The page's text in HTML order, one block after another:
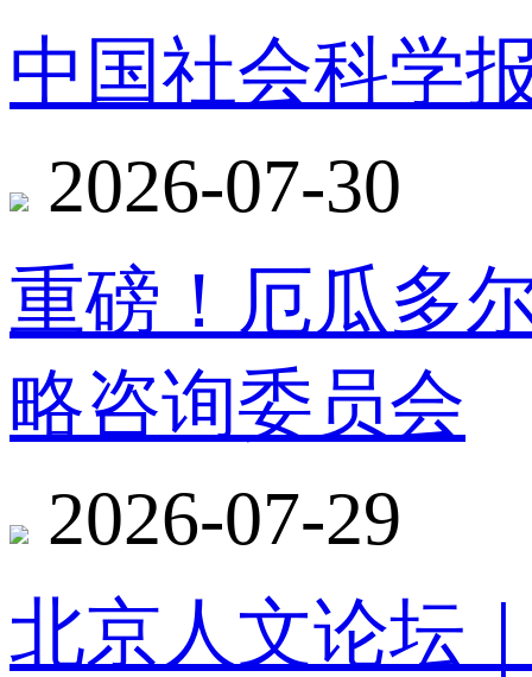
中国社会科学
2026-07-30
重磅！厄瓜多
略咨询委员会
2026-07-29
北京人文论坛